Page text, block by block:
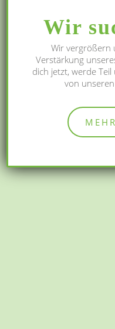
Wir
Wir vergrößern
Verstärkung
dich jetzt, werde
von